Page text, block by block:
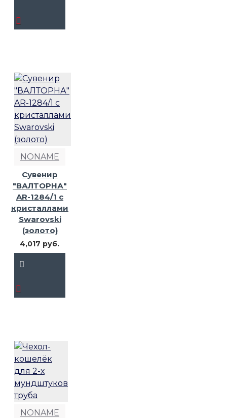
NONAME
Сувенир
"ВАЛТОРНА"
AR-1284/1 с
кристаллами
Swarovski
(золото)
4,017 руб.
NONAME